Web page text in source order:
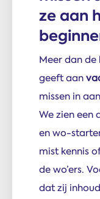
ze aan
Meer dan
geeft aan
missen in
We zien een
en wo-
mist kennis
de wo’ers.
dat zij